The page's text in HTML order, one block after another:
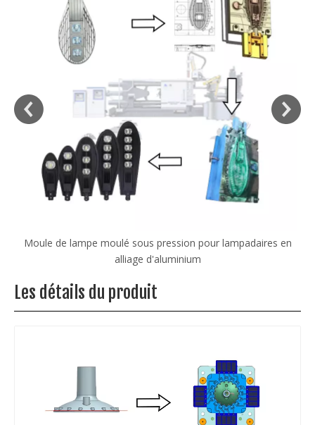
Machine de moulage sous pression personnalisée pour
moteur en alliage d'aluminium
Les détails du produit